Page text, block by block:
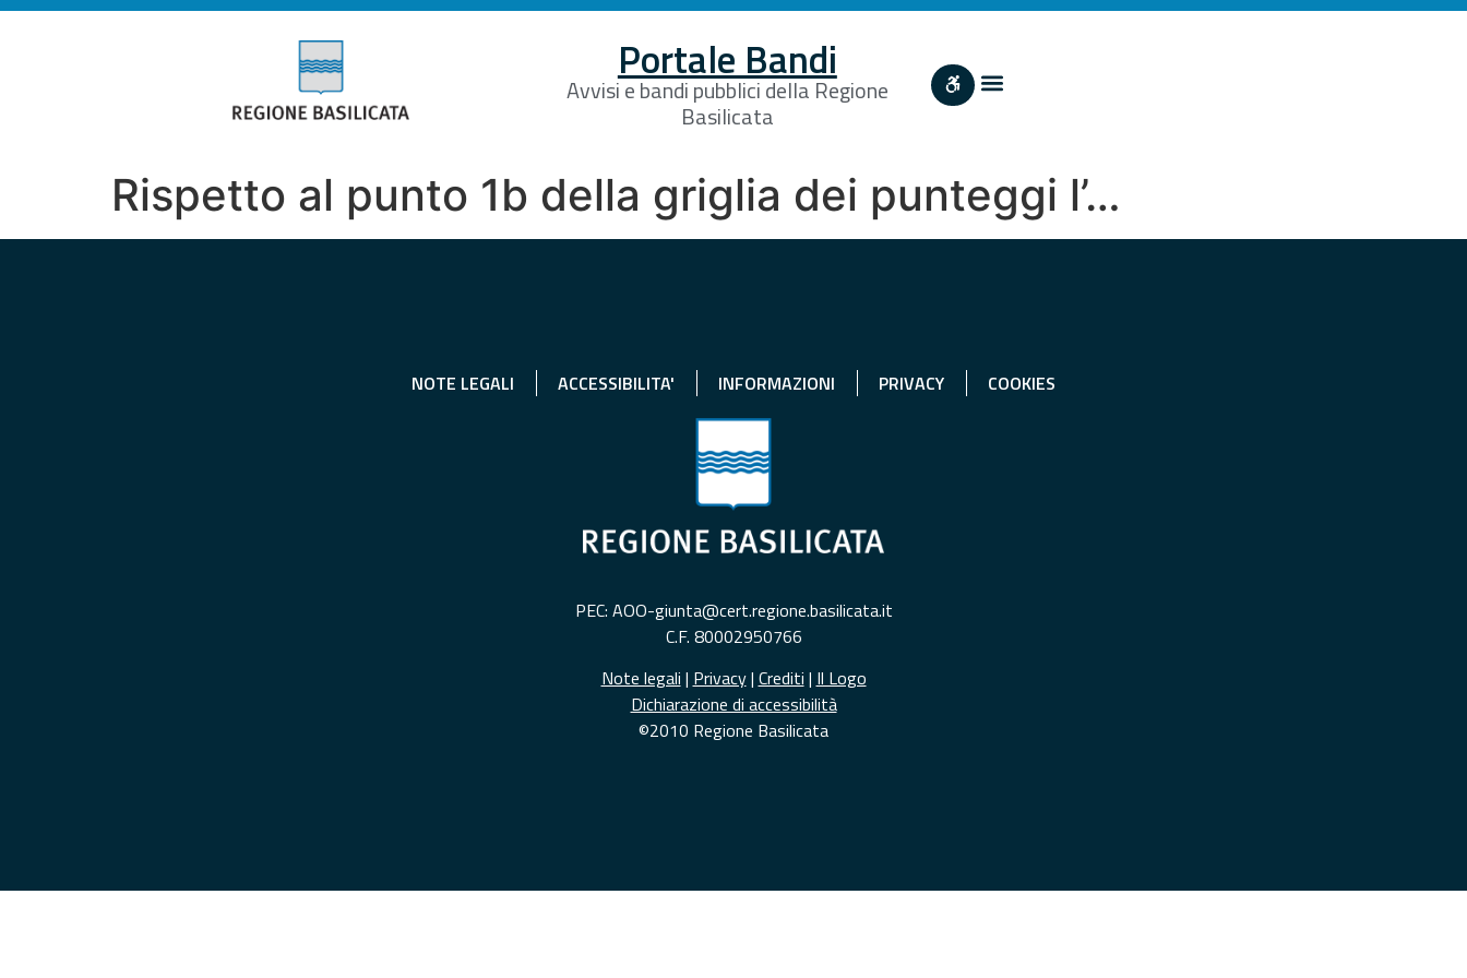
Portale Bandi
Avvisi e bandi pubblici della Regione
Basilicata
Rispetto al punto 1b della griglia dei punteggi l’…
NOTE LEGALI ACCESSIBILITA' INFORMAZIONI PRIVACY COOKIES
PEC: AOO-giunta@cert.regione.basilicata.it
C.F. 80002950766
Note legali | Privacy| Crediti | Il Logo
Dichiarazione di accessibilità
©2010 Regione Basilicata